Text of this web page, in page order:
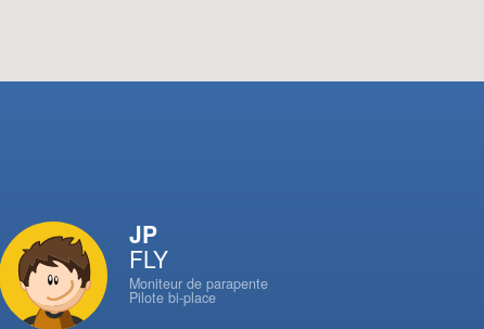
JP
FLY
Moniteur de parapente
Pilote bi-place